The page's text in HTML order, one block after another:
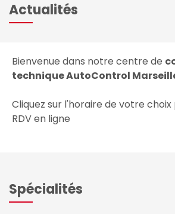
Actualités
Bienvenue dans notre centre de
technique AutoControl
Cliquez sur l'horaire de votre
RDV en ligne
Spécialités